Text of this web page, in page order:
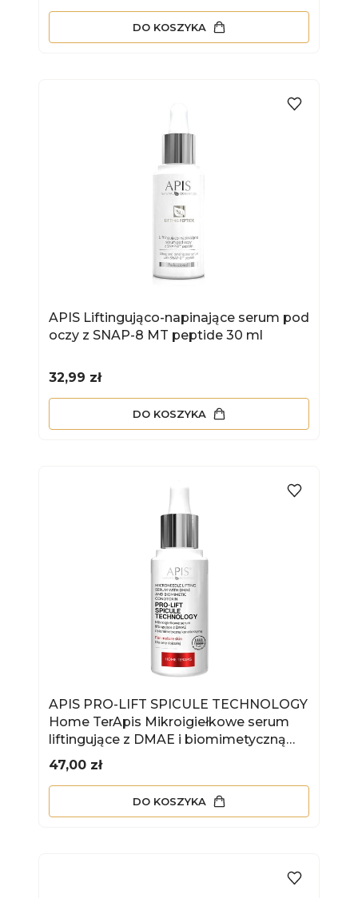
DO KOSZYKA
APIS Liftingująco-napinające serum pod
oczy z SNAP-8 MT peptide 30 ml
Cena
32,99 zł
DO KOSZYKA
APIS PRO-LIFT SPICULE TECHNOLOGY
Home TerApis Mikroigiełkowe serum
liftingujące z DMAE i biomimetyczną
konotoksyną 30 ml
Cena
47,00 zł
DO KOSZYKA